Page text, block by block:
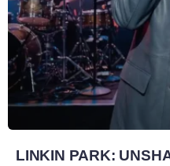
LINKIN PARK: